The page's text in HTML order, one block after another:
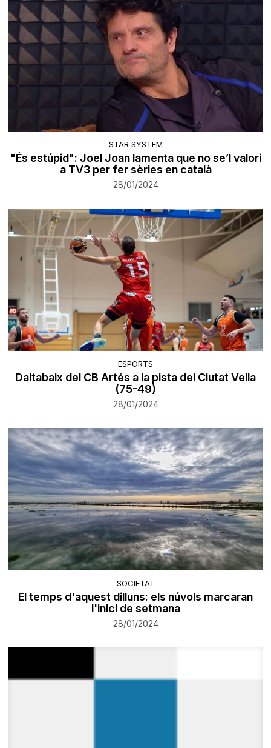
STAR SYSTEM
"És estúpid": Joel Joan lamenta que no se’l valori
a TV3 per fer sèries en català
28/01/2024
ESPORTS
Daltabaix del CB Artés a la pista del Ciutat Vella
(75-49)
28/01/2024
SOCIETAT
El temps d'aquest dilluns: els núvols marcaran
l'inici de setmana
28/01/2024